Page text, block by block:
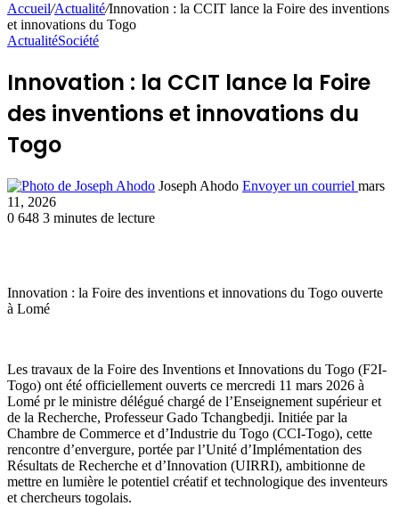
Accueil/Actualité/Innovation : la CCIT lance la Foire des inventions
et innovations du Togo
ActualitéSociété
Innovation : la CCIT lance la Foire
des inventions et innovations du
Togo
Joseph Ahodo Envoyer un courriel mars
11, 2026
0 648 3 minutes de lecture
Innovation : la Foire des inventions et innovations du Togo ouverte
à Lomé
Les travaux de la Foire des Inventions et Innovations du Togo (F2I-
Togo) ont été officiellement ouverts ce mercredi 11 mars 2026 à
Lomé pr le ministre délégué chargé de l’Enseignement supérieur et
de la Recherche, Professeur Gado Tchangbedji. Initiée par la
Chambre de Commerce et d’Industrie du Togo (CCI-Togo), cette
rencontre d’envergure, portée par l’Unité d’Implémentation des
Résultats de Recherche et d’Innovation (UIRRI), ambitionne de
mettre en lumière le potentiel créatif et technologique des inventeurs
et chercheurs togolais.